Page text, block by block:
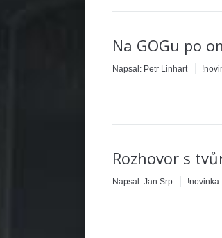
Na GOGu po
Napsal: Petr Linhart
Rozhovor s
Napsal: Jan Srp !novinka